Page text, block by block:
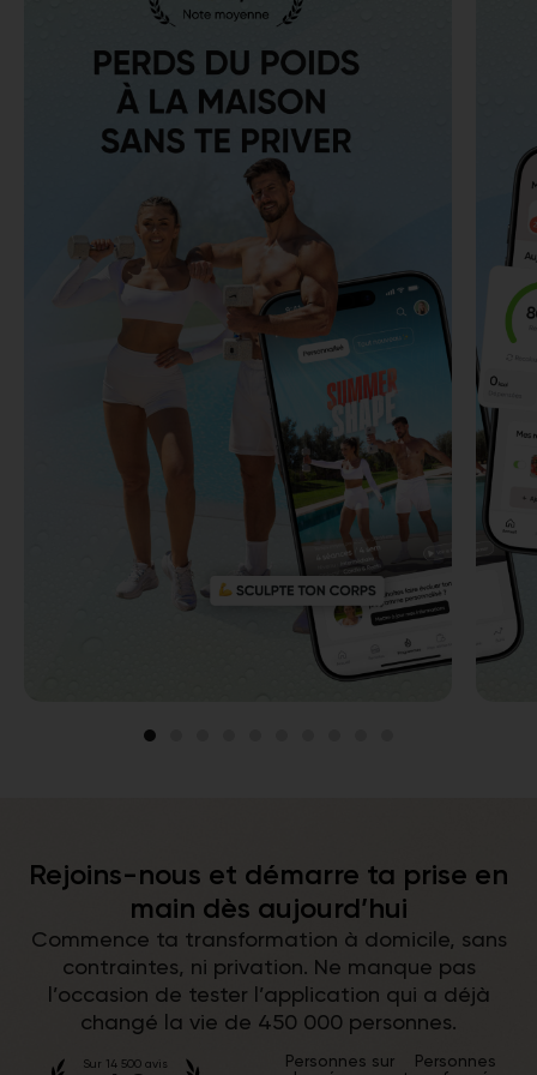
Rejoins-nous et démarre ta prise en
main dès aujourd’hui
Commence ta transformation à domicile, sans
contraintes, ni privation. Ne manque pas
l’occasion de tester l’application qui a déjà
changé la vie de 450 000 personnes.
Personnes sur
Sur 14 500 avis
Personnes